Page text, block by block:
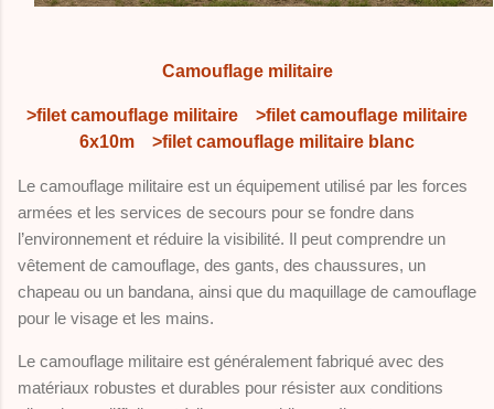
Camouflage militaire
>filet camouflage militaire
>filet camouflage militaire
6x10m
>filet camouflage militaire blanc
Le camouflage militaire est un équipement utilisé par les forces
armées et les services de secours pour se fondre dans
l’environnement et réduire la visibilité. Il peut comprendre un
vêtement de camouflage, des gants, des chaussures, un
chapeau ou un bandana, ainsi que du maquillage de camouflage
pour le visage et les mains.
Le camouflage militaire est généralement fabriqué avec des
matériaux robustes et durables pour résister aux conditions